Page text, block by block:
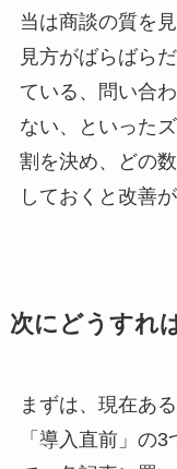
当は商談の質を
見方がばらばら
ている、問い合
ない、といった
割を決め、どの
しておくと改善
次にどうすれ
まずは、現在あ
「導入直前」の